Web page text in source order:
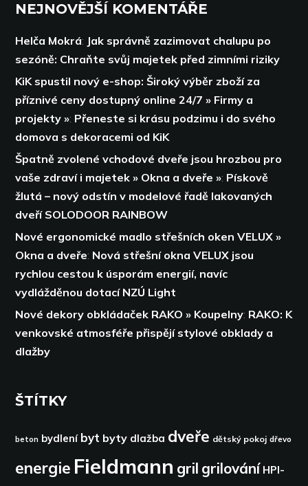
NEJNOVĚJŠÍ KOMENTÁŘE
Helča Mokrá: Jak správně zazimovat chalupu po
sezóně: Chraňte svůj majetek před zimními riziky
KiK spustil nový e-shop: Široký výběr zboží za
příznivé ceny dostupný online 24/7 » Firmy a
projekty »: Přeneste si krásu podzimu i do svého
domova s dekoracemi od KiK
Špatně zvolené vchodové dveře jsou hrozbou pro
vaše zdraví i majetek » Okna a dveře »: Pískově
žlutá – nový odstín v modelové řadě lakovaných
dveří SOLODOOR RAINBOW
Nové ergonomické madlo střešních oken VELUX »
Okna a dveře: Nová střešní okna VELUX jsou
rychlou cestou k úsporám energií, navíc
vydlážděnou dotací NZÚ Light
Nové dekory obkládaček RAKO » Koupelny: RAKO: K
venkovské atmosféře přispějí stylové obklady a
dlažby
ŠTÍTKY
beton bydlení byt byty dlažba dveře dětský pokoj dřevo
energie Fieldmann gril grilování HPI-